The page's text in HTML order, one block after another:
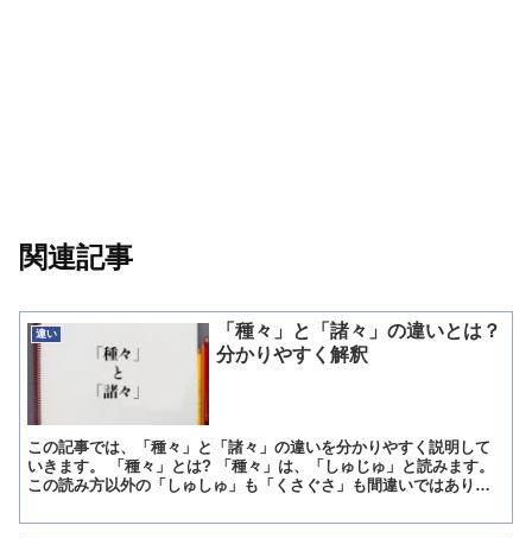
関連記事
違い
「種々」と「諸々」の違いとは？
分かりやすく解釈
この記事では、「種々」と「諸々」の違いを分かりやすく説明して
いきます。 「種々」とは? 「種々」は、「しゅじゅ」と読みます。
この読み方以外の「しゅしゅ」も「くさぐさ」も間違いではありま